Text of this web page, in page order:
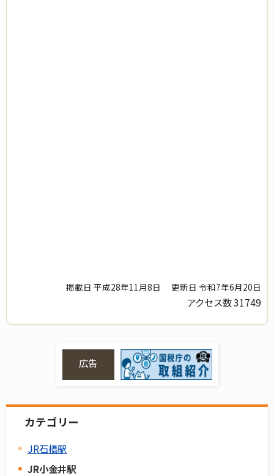
掲載日 平成28年11月8日 更新日 令和7年6月20日
アクセス数31749
広告
カテゴリー
JR石橋駅
JR小金井駅